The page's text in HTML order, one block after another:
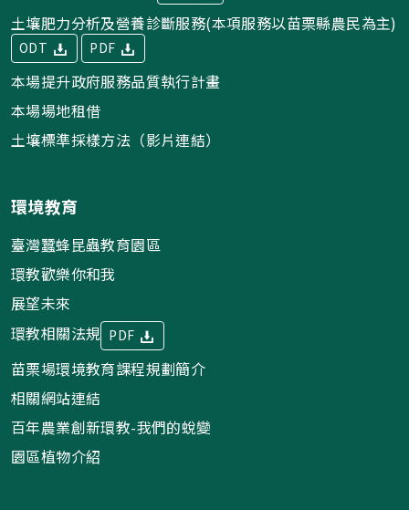
土壤肥力分析及營養診斷服務(本項服務以苗栗縣農民為主)
ODT PDF
本場提升政府服務品質執行計畫
本場場地租借
土壤標準採樣方法（影片連結）
環境教育
臺灣蠶蜂昆蟲教育園區
環教歡樂你和我
展望未來
環教相關法規 PDF
苗栗場環境教育課程規劃簡介
相關網站連結
百年農業創新環教-我們的蛻變
園區植物介紹